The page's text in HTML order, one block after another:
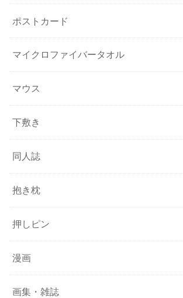
ポストカード
マイクロファイバータオル
マウス
下敷き
同人誌
抱き枕
押しピン
漫画
画集・雑誌